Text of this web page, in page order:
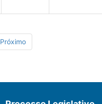
Próximo